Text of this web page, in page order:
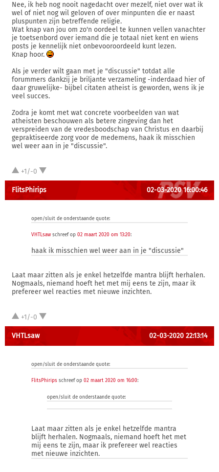
Nee, ik heb nog nooit nagedacht over mezelf, niet over wat ik
wel of niet nog wil geloven of over minpunten die er naast
pluspunten zijn betreffende religie.
Wat knap van jou om zo'n oordeel te kunnen vellen vanachter
je toetsenbord over iemand die je totaal niet kent en wiens
posts je kennelijk niet onbevooroordeeld kunt lezen.
Knap hoor.
Als je verder wilt gaan met je "discussie" totdat alle
forummers dankzij je briljante verzameling -inderdaad hier of
daar gruwelijke- bijbel citaten atheist is geworden, wens ik je
veel succes.
Zodra je komt met wat concrete voorbeelden van wat
atheisten beschouwen als betere zingeving dan het
verspreiden van de vredesboodschap van Christus en daarbij
gepraktiseerde zorg voor de medemens, haak ik misschien
wel weer aan in je "discussie".
+1/-0
FlitsPhirips 02-03-2020 16:00:46
open/sluit de onderstaande quote:
VHTLsaw schreef op 02 maart 2020 om 13:20:
haak ik misschien wel weer aan in je "discussie"
Laat maar zitten als je enkel hetzelfde mantra blijft herhalen.
Nogmaals, niemand hoeft het met mij eens te zijn, maar ik
prefereer wel reacties met nieuwe inzichten.
+1/-0
VHTLsaw 02-03-2020 22:13:14
open/sluit de onderstaande quote:
FlitsPhirips schreef op 02 maart 2020 om 16:00:
open/sluit de onderstaande quote:
Laat maar zitten als je enkel hetzelfde mantra
blijft herhalen. Nogmaals, niemand hoeft het met
mij eens te zijn, maar ik prefereer wel reacties
met nieuwe inzichten.